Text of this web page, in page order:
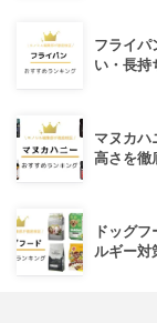
フライパ
い・長持
マヌカハ
高さを徹
ドッグ
ルギー対